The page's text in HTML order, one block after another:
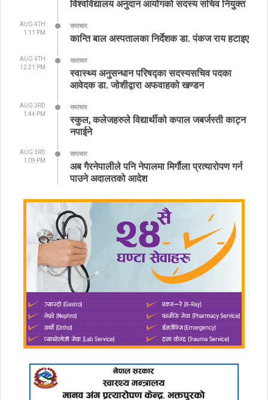
विश्वविद्यालय अनुदान आयोगको सदस्य सचिव नियुक्त
AUG 4TH
1:11 PM
समाचार
कान्ति बाल अस्पतालका निर्देशक डा. पंकज राय हटाइए
AUG 4TH
12:21 PM
समाचार
स्वास्थ्य अनुसन्धान परिषद्का सदस्यसचिव पदका
आवेदक डा. जोशीद्वारा अफवाहको खण्डन
AUG 3RD
1:44 PM
समाचार
स्कुल, कलेजहरुले विद्यार्थीको कपाल जबर्जस्ती काट्न
नपाईने
AUG 3RD
1:09 PM
समाचार
अब गैरनेपालीले पनि नेपालमा मिर्गौला प्रत्यारोपण गर्न
पाउने अदालतको आदेश